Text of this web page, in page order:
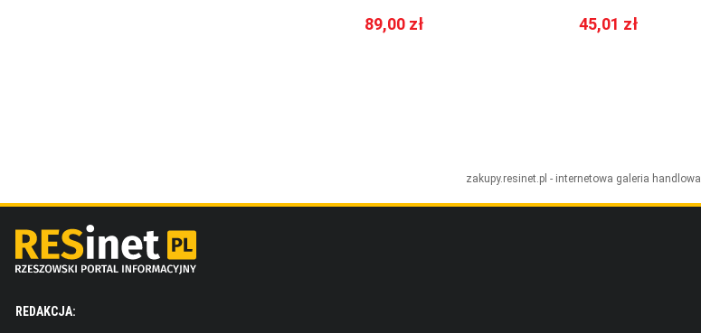
89,00 zł 45,01 zł
zakupy.resinet.pl - internetowa galeria handlowa
REDAKCJA: